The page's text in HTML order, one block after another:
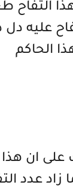
عليه دل
الحاكم
ذلك على
عدد